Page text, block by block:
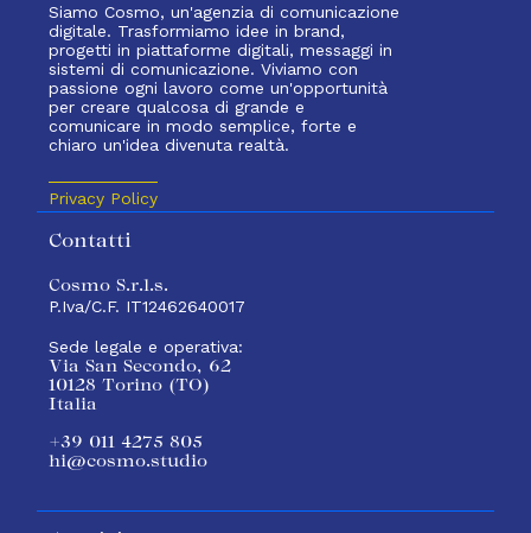
Siamo Cosmo, un'agenzia di comunicazione
digitale. Trasformiamo idee in brand,
progetti in piattaforme digitali, messaggi in
sistemi di comunicazione. Viviamo con
passione ogni lavoro come un'opportunità
per creare qualcosa di grande e
comunicare in modo semplice, forte e
chiaro un'idea divenuta realtà.
Privacy Policy
Contatti
Cosmo S.r.l.s.
P.Iva/C.F. IT12462640017
Sede legale e operativa:
Via San Secondo, 62
10128 Torino (TO)
Italia
+39 011 4275 805
hi@cosmo.studio